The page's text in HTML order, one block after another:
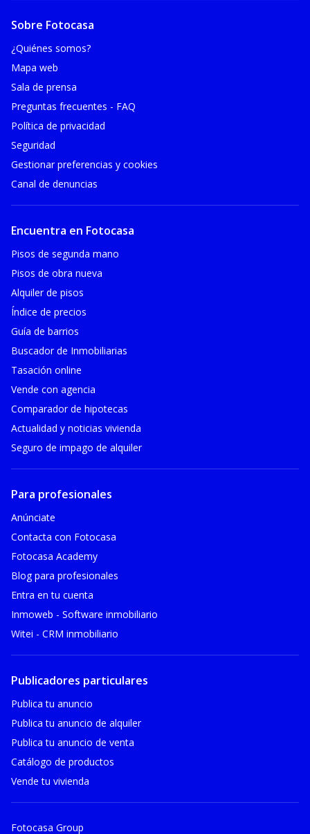
Sobre Fotocasa
¿Quiénes somos?
Mapa web
Sala de prensa
Preguntas frecuentes - FAQ
Política de privacidad
Seguridad
Gestionar preferencias y cookies
Canal de denuncias
Encuentra en Fotocasa
Pisos de segunda mano
Pisos de obra nueva
Alquiler de pisos
Índice de precios
Guía de barrios
Buscador de Inmobiliarias
Tasación online
Vende con agencia
Comparador de hipotecas
Actualidad y noticias vivienda
Seguro de impago de alquiler
Para profesionales
Anúnciate
Contacta con Fotocasa
Fotocasa Academy
Blog para profesionales
Entra en tu cuenta
Inmoweb - Software inmobiliario
Witei - CRM inmobiliario
Publicadores particulares
Publica tu anuncio
Publica tu anuncio de alquiler
Publica tu anuncio de venta
Catálogo de productos
Vende tu vivienda
Fotocasa Group